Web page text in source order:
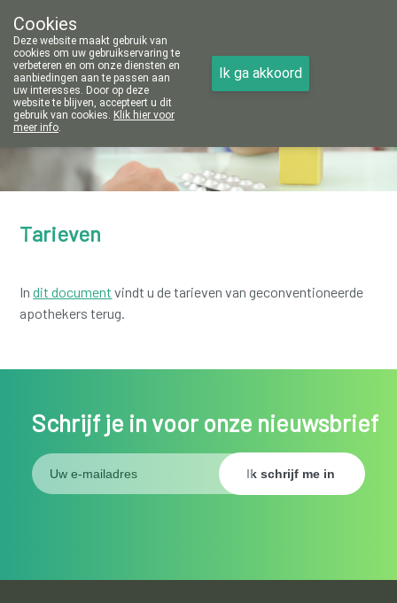
016/81 14 80
Vandaag
Tarieven
Indit document vindt u de tarieven van geconventioneerde
apothekers terug.
Schrijf je in voor onze nieuwsbrief
Cookies
Deze website maakt gebruik van
cookies om uw gebruikservaring te
verbeteren en om onze diensten en
aanbiedingen aan te passen aan
uw interesses. Door op deze
website te blijven, accepteert u dit
gebruik van cookies. Klik hier voor
meer info.
Ik ga akkoord